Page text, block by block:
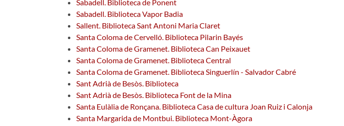
Sabadell. Biblioteca de Ponent
Sabadell. Biblioteca Vapor Badia
Sallent. Biblioteca Sant Antoni Maria Claret
Santa Coloma de Cervelló. Biblioteca Pilarin Bayés
Santa Coloma de Gramenet. Biblioteca Can Peixauet
Santa Coloma de Gramenet. Biblioteca Central
Santa Coloma de Gramenet. Biblioteca Singuerlín - Salvador Cabré
Sant Adrià de Besòs. Biblioteca
Sant Adrià de Besòs. Biblioteca Font de la Mina
Santa Eulàlia de Ronçana. Biblioteca Casa de cultura Joan Ruiz i Calonja
Santa Margarida de Montbui. Biblioteca Mont-Àgora